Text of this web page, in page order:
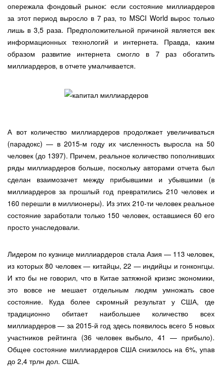
опережала фондовый рынок: если состояние миллиардеров
за этот период выросло в 7 раз, то MSCI World вырос только
лишь в 3,5 раза. Предположительной причиной является век
информационных технологий и интернета. Правда, каким
образом развитие интернета смогло в 7 раз обогатить
миллиардеров, в отчете умалчивается.
А вот количество миллиардеров продолжает увеличиваться
(парадокс) — в 2015-м году их численность выросла на 50
человек (до 1397). Причем, реальное количество пополнивших
ряды миллиардеров больше, поскольку авторами отчета был
сделан взаимозачет между прибывшими и убывшими (в
миллиардеров за прошлый год превратились 210 человек и
160 перешли в миллионеры). Из этих 210-ти человек реальное
состояние заработали только 150 человек, оставшиеся 60 его
просто унаследовали.
Лидером по кузнице миллиардеров стала Азия — 113 человек,
из которых 80 человек — китайцы, 22 — индийцы и гонконгцы.
И кто бы не говорил, что в Китае затяжной кризис экономики,
это вовсе не мешает отдельным людям умножать свое
состояние. Куда более скромный результат у США, где
традиционно обитает наибольшее количество всех
миллиардеров — за 2015-й год здесь появилось всего 5 новых
участников рейтинга (36 человек выбыло, 41 — прибыло).
Общее состояние миллиардеров США снизилось на 6%, упав
до 2,4 трлн дол. США.